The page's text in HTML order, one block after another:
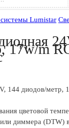
Lumistar
17w/m
144 диодов/метр,
цветовой
диммера (DTW)